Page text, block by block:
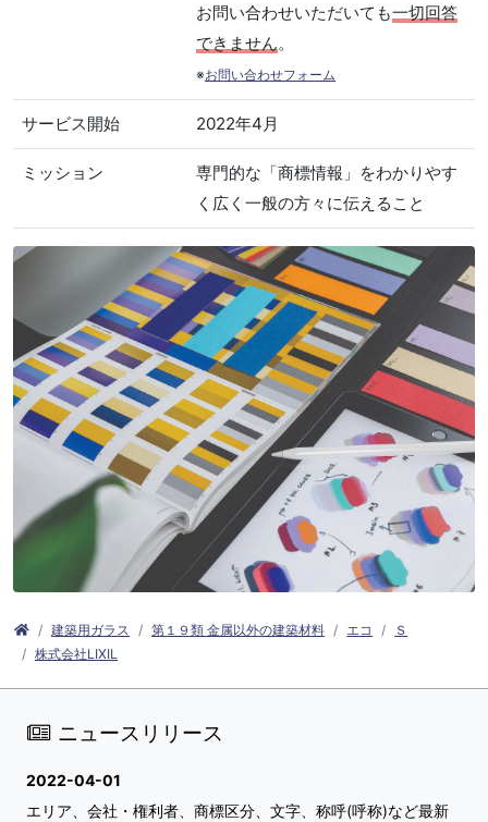
お問い合わせいただいても一切回答
できません。
※お問い合わせフォーム
サービス開始 2022年4月
ミッション
専門的な「商標情報」をわかりやす
く広く一般の方々に伝えること
建築用ガラス 第１９類 金属以外の建築材料 エコ
Ｓ
株式会社LIXIL
ニュースリリース
2022-04-01
エリア、会社・権利者、商標区分、文字、称呼(呼称)など最新